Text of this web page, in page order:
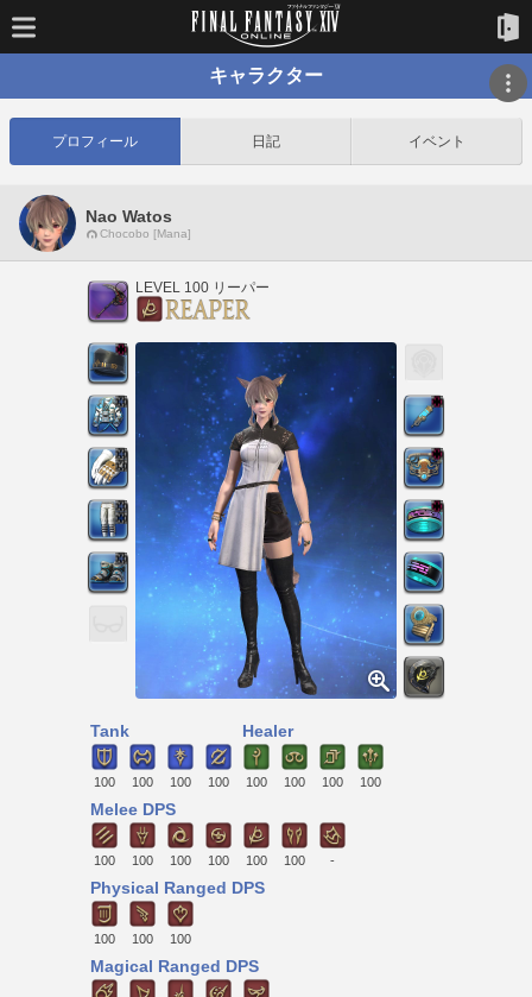
キャラクター
プロフィール 日記 イベント
Nao Watos
Chocobo [Mana]
LEVEL 100 リーパー
Tank
100 100 100 100
Healer
100 100 100 100
Melee DPS
100 100 100 100 100 100 -
Physical Ranged DPS
100 100 100
Magical Ranged DPS